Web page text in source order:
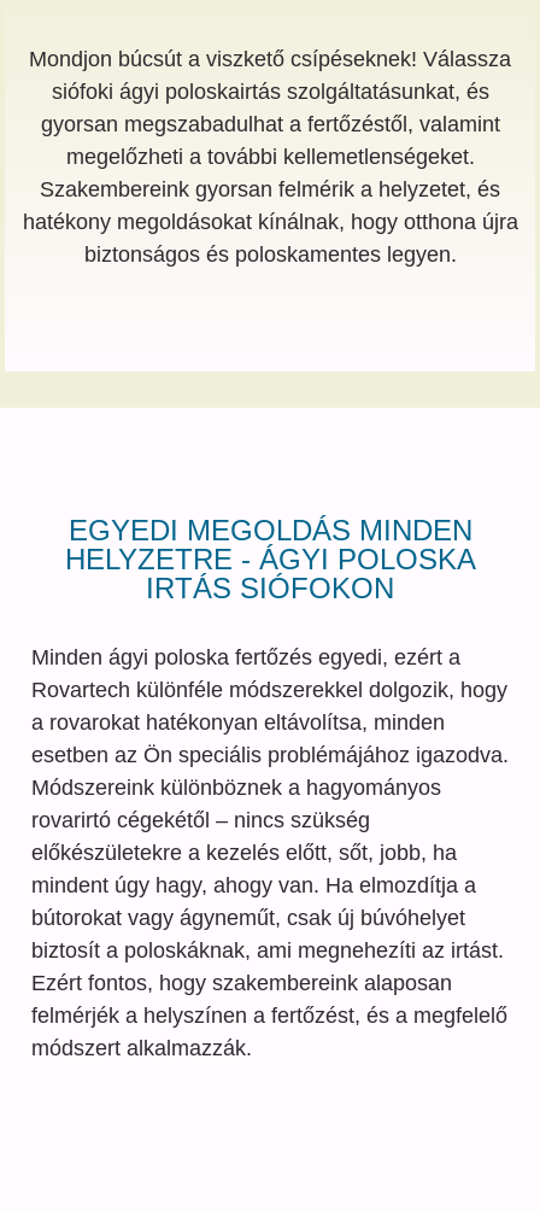
Mondjon búcsút a viszkető csípéseknek! Válassza
siófoki ágyi poloskairtás szolgáltatásunkat, és
gyorsan megszabadulhat a fertőzéstől, valamint
megelőzheti a további kellemetlenségeket.
Szakembereink gyorsan felmérik a helyzetet, és
hatékony megoldásokat kínálnak, hogy otthona újra
biztonságos és poloskamentes legyen.
EGYEDI MEGOLDÁS MINDEN
HELYZETRE - ÁGYI POLOSKA
IRTÁS SIÓFOKON
Minden ágyi poloska fertőzés egyedi, ezért a
Rovartech különféle módszerekkel dolgozik, hogy
a rovarokat hatékonyan eltávolítsa, minden
esetben az Ön speciális problémájához igazodva.
Módszereink különböznek a hagyományos
rovarirtó cégekétől – nincs szükség
előkészületekre a kezelés előtt, sőt, jobb, ha
mindent úgy hagy, ahogy van. Ha elmozdítja a
bútorokat vagy ágyneműt, csak új búvóhelyet
biztosít a poloskáknak, ami megnehezíti az irtást.
Ezért fontos, hogy szakembereink alaposan
felmérjék a helyszínen a fertőzést, és a megfelelő
módszert alkalmazzák.